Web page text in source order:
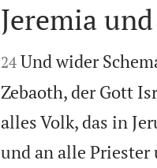

Jeremia

24 Und wider
Zebaoth, der Gott
alles Volk, das in
und an alle Priester